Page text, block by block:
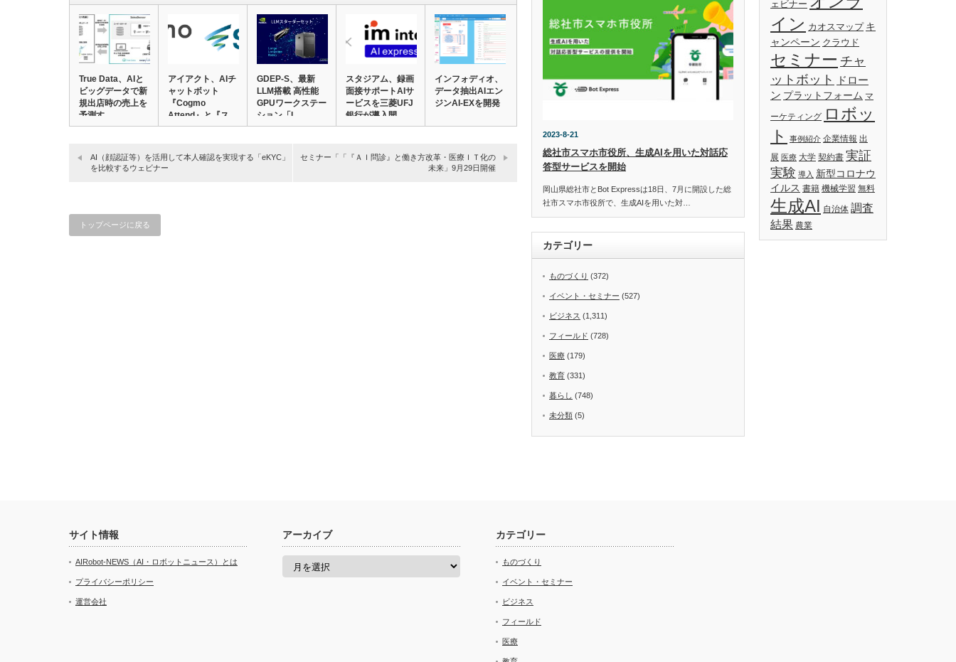
True Data、AIと
ビッグデータで新
規出店時の売上を
予測す…
アイアクト、AIチ
ャットボット
『Cogmo
Attend』と『ス…
GDEP-S、最新
LLM搭載 高性能
GPUワークステー
ション「L…
スタジアム、録画
面接サポートAIサ
ービスを三菱UFJ
銀行が導入開…
インフォディオ、
データ抽出AIエン
ジンAI-EXを開発
AI（顔認証等）を活用して本人確認を実現する「eKYC」
を比較するウェビナー
セミナー「「『ＡＩ問診』と働き方改革・医療ＩＴ化の
未来」9月29日開催
トップページに戻る
2023-8-21
総社市スマホ市役所、生成AIを用いた対話応
答型サービスを開始
岡山県総社市とBot Expressは18日、7月に開設した総
社市スマホ市役所で、生成AIを用いた対…
カテゴリー
ものづくり (372)
イベント・セミナー (527)
ビジネス (1,311)
フィールド (728)
医療 (179)
教育 (331)
暮らし (748)
未分類 (5)
ェビナー
イン カオスマップ キ
ャンペーン クラウド
セミナー チャ
ットボット
ドロー
ン プラットフォーム マ
ーケティング ロボッ
ト
事例紹介 企業情報 出
展 医療 大学 契約書 実証
実験 導入 新型コロナウ
イルス 書籍 機械学習 無料
生成AI 自治体 調査
結果 農業
サイト情報
AIRobot-NEWS（AI・ロボットニュース）とは
プライバシーポリシー
運営会社
アーカイブ
ア
カテゴリー
ものづくり
イベント・セミナー
ビジネス
フィールド
医療